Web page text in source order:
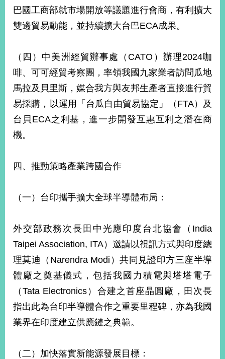
巴國工商部就市場開放等議題進行會商，有利擴大
雙邊貿易動能，並持續擴大台巴ECA成果。
（四）中美洲經貿辦事處（CATO）辦理2024咖
啡、可可經貿考察團，率領我國九家業者訪問瓜地
馬拉及貝里斯，媒合我方與友邦生產者直接進行貿
易採購，以運用「台瓜自由貿易協定」（FTA）及
台貝ECA之利基，進一步開發互惠互利之潛在商
機。
四、推動策略產業跨國合作
（一）台印攜手擴大全球半導體布局：
外交部政務次長田中光應印度台北協會（India
Taipei Association, ITA）邀請以視訊方式與印度總
理莫迪（Narendra Modi）共同見證印方三座半導
體廠之奠基儀式，包括我國力積電與塔塔電子
（Tata Electronics）合建之首座晶圓廠，田次長
指出此為台印半導體合作之重要里程碑，亦為我國
業界在印度建立供應鏈之典範。
（二）加快落實新能源發展目標：